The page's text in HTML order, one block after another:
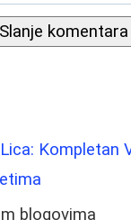
Slanje komentara
Kompletan
blogovima